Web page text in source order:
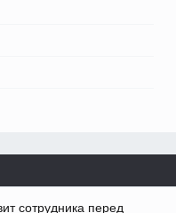
сотрудника перед